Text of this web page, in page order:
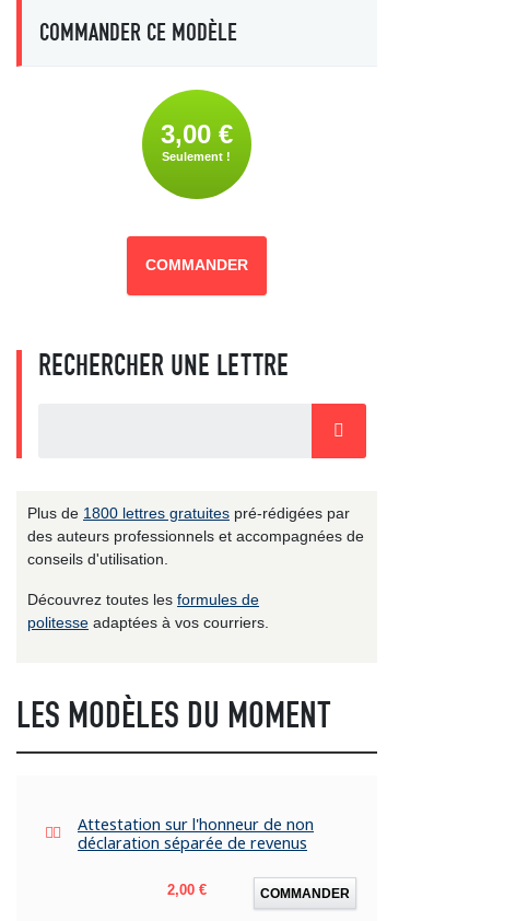
COMMANDER CE MODÈLE
3,00 €
Seulement !
COMMANDER
RECHERCHER UNE LETTRE
Plus de 1800 lettres gratuites pré-rédigées par
des auteurs professionnels et accompagnées de
conseils d'utilisation.
Découvrez toutes les formules de
politesse adaptées à vos courriers.
LES MODÈLES DU MOMENT
Attestation sur l'honneur de non
déclaration séparée de revenus
Prix
2,00 € COMMANDER